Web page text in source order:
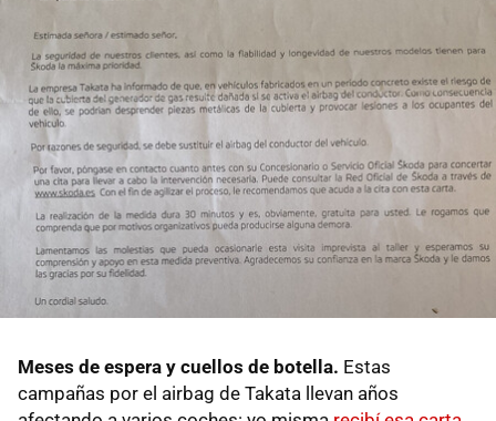
Meses de espera y cuellos de botella. Estas
campañas por el airbag de Takata llevan años